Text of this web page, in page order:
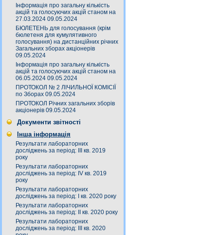
Інформація про загальну кількість
акцій та голосуючих акцій станом на
27.03.2024 09.05.2024
БЮЛЕТЕНЬ для голосування (крім
бюлетеня для кумулятивного
голосування) на дистанційних річних
Загальних зборах акціонерів
09.05.2024
Інформація про загальну кількість
акцій та голосуючих акцій станом на
06.05.2024 09.05.2024
ПРОТОКОЛ № 2 ЛІЧИЛЬНОЇ КОМІСІЇ
по Зборах 09.05.2024
ПРОТОКОЛ Річних загальних зборів
акціонерів 09.05.2024
Документи звітності
Інша інформація
Результати лабораторних
досліджень за період: III кв. 2019
року
Результати лабораторних
досліджень за період: IV кв. 2019
року
Результати лабораторних
досліджень за період: I кв. 2020 року
Результати лабораторних
досліджень за період: ІI кв. 2020 року
Результати лабораторних
досліджень за період: ІІІ кв. 2020